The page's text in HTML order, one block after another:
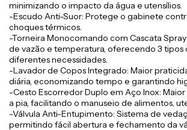
minimizando o impacto da água e utensílios.
-Escudo Anti-Suor: Protege o gabinete
choques térmicos.
-Torneira Monocomando com Cascata
de vazão e temperatura, oferecendo 3 tipos
diferentes necessidades.
-Lavador de Copos Integrado: Maior
diária, economizando tempo e garantindo
-Cesto Escorredor Duplo em Aço Inox:
a pia, facilitando o manuseio de alimentos,
-Válvula Anti-Entupimento: Sistema de
permitindo fácil abertura e fechamento da